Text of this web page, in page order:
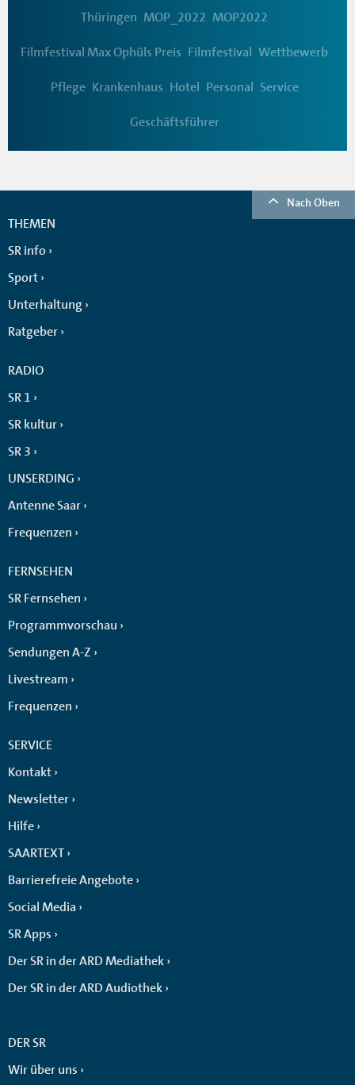
Thüringen MOP_2022 MOP2022
Filmfestival Max Ophüls Preis Filmfestival Wettbewerb
Pflege Krankenhaus Hotel Personal Service
Geschäftsführer
Nach Oben
THEMEN
SR info
Sport
Unterhaltung
Ratgeber
RADIO
SR 1
SR kultur
SR 3
UNSERDING
Antenne Saar
Frequenzen
FERNSEHEN
SR Fernsehen
Programmvorschau
Sendungen A-Z
Livestream
Frequenzen
SERVICE
Kontakt
Newsletter
Hilfe
SAARTEXT
Barrierefreie Angebote
Social Media
SR Apps
Der SR in der ARD Mediathek
Der SR in der ARD Audiothek
DER SR
Wir über uns